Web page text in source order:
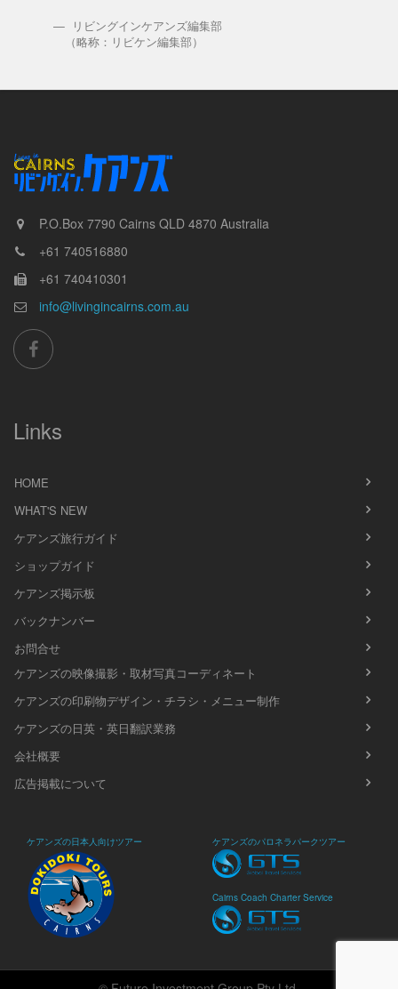
リビングインケアンズ編集部
（略称：リビケン編集部）
P.O.Box 7790 Cairns QLD 4870 Australia
+61 740516880
+61 740410301
info@livingincairns.com.au
Links
HOME
WHAT'S NEW
ケアンズ旅行ガイド
ショップガイド
ケアンズ掲示板
バックナンバー
お問合せ
ケアンズの映像撮影・取材写真コーディネート
ケアンズの印刷物デザイン・チラシ・メニュー制作
ケアンズの日英・英日翻訳業務
会社概要
広告掲載について
ケアンズの日本人向けツアー ケアンズのパロネラパークツアー
Cairns Coach Charter Service